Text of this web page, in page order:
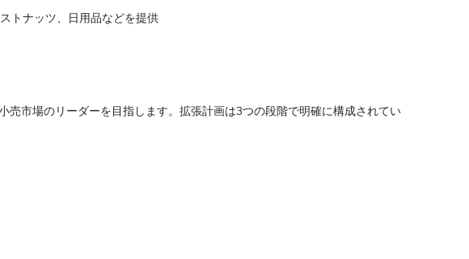
トナッツ、日用品などを提供
売市場のリーダーを目指します。拡張計画は3つの段階で明確に構成されてい